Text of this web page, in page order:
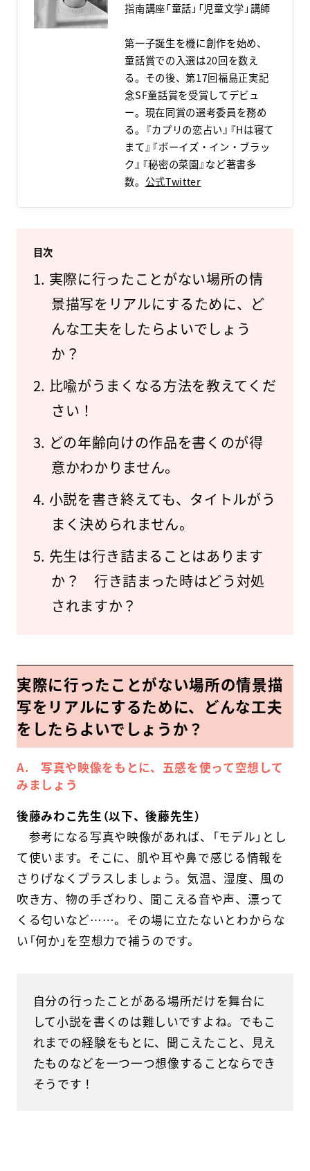
指南講座「童話」「児童文学」講師
第一子誕生を機に創作を始め、
童話賞での入選は20回を数え
る。その後、第17回福島正実記
念SF童話賞を受賞してデビュ
ー。現在同賞の選考委員を務め
る。『カプリの恋占い』『Hは寝て
まて』『ボーイズ・イン・ブラッ
ク』『秘密の菜園』など著書多
数。 公式Twitter
目次
実際に行ったことがない場所の情
景描写をリアルにするために、ど
んな工夫をしたらよいでしょう
か？
比喩がうまくなる方法を教えてくだ
さい！
どの年齢向けの作品を書くのが得
意かわかりません。
小説を書き終えても、タイトルがう
まく決められません。
先生は行き詰まることはあります
か？ 行き詰まった時はどう対処
されますか？
実際に行ったことがない場所の情景描
写をリアルにするために、どんな工夫
をしたらよいでしょうか？
A. 写真や映像をもとに、五感を使って空想して
みましょう
後藤みわこ先生（以下、後藤先生）
参考になる写真や映像があれば、「モデル」とし
て使います。そこに、肌や耳や鼻で感じる情報を
さりげなくプラスしましょう。気温、湿度、風の
吹き方、物の手ざわり、聞こえる音や声、漂って
くる匂いなど……。その場に立たないとわからな
い「何か」を空想力で補うのです。
自分の行ったことがある場所だけを舞台に
して小説を書くのは難しいですよね。でもこ
れまでの経験をもとに、聞こえたこと、見え
たものなどを一つ一つ想像することならでき
そうです！